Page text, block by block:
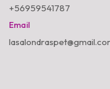
+56959541787
Email